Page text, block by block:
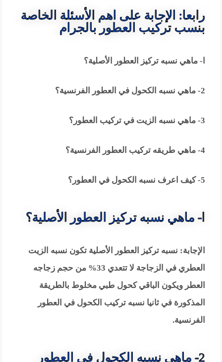
رابعا: الإجابة على اهم الأسئلة الخاصة
بنسب تركيب العطور بالجرام
ا- ماهي نسبه تركيز العطور الأصلية؟
2- ماهي نسبه الكحول في العطور الفرنسية؟
3- ماهي نسبه الزيت في تركيب العطور؟
4- ماهي طريقه تركيب العطور الفرنسية؟
5- كيف اعرف نسبه الكحول في العطور؟
ا- ماهي نسبه تركيز العطور الأصلية؟
الإجابة: نسبه تركيز العطور الأصلية تكون نسبه الزيت
العطري في الزجاجة لا تتعدي 33% من حجم زجاجه
العطر ويكون الباقي كحول طبي مخلوط بالطريقة
المذكورة في ثانيا نسبه تركيب الكحول في العطور
الفرنسية.
2- ماهي نسبه الكحول في العطور